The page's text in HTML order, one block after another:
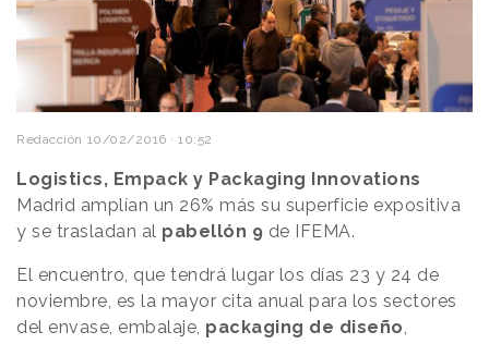
Redacción 10/02/2016 · 10:52
Logistics, Empack y Packaging Innovations
Madrid amplían un 26% más su superficie expositiva
y se trasladan al pabellón 9 de IFEMA.
El encuentro, que tendrá lugar los días 23 y 24 de
noviembre, es la mayor cita anual para los sectores
del envase, embalaje, packaging de diseño,